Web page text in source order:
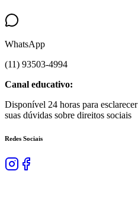
WhatsApp
(11) 93503-4994
Canal educativo:
Disponível 24 horas para esclarecer
suas dúvidas sobre direitos sociais
Redes Sociais